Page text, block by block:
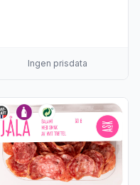
Ingen prisdata
Pepperoni 60g Ask"
flere detaljer for